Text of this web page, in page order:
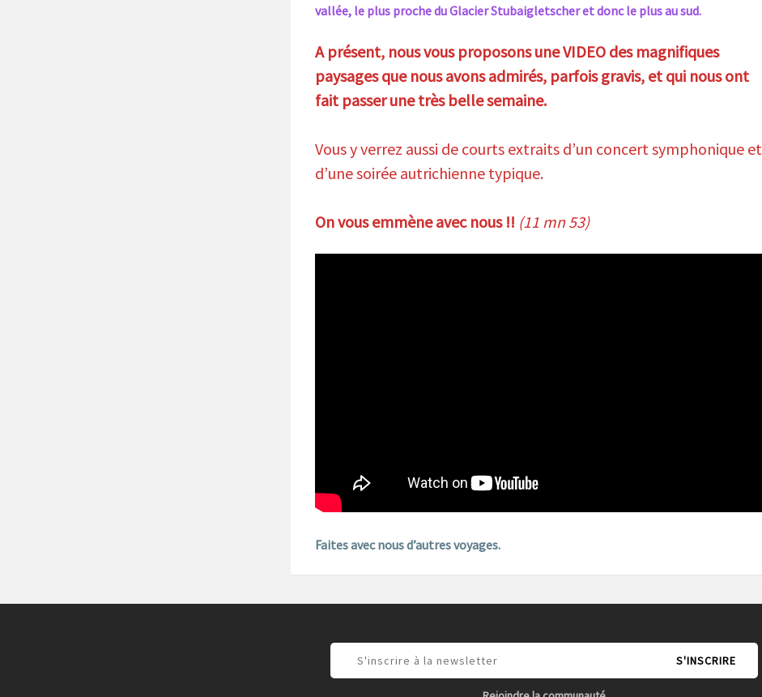
vallée, le plus proche du Glacier Stubaigletscher et donc le plus au sud.
A présent, nous vous proposons une VIDEO des magnifiques
paysages que nous avons admirés, parfois gravis, et qui nous ont
fait passer une très belle semaine.
Vous y verrez aussi de courts extraits d’un concert symphonique et
d’une soirée autrichienne typique.
On vous emmène avec nous !! (11 mn 53)
Faites avec nous d’autres voyages.